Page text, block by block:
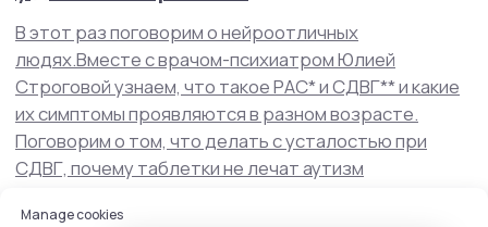
Manage cookies